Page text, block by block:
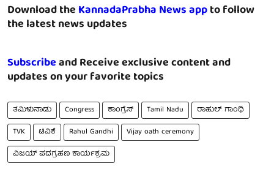
Download theKannadaPrabha News appto follow
the latest news updates
Subscribeand Receive exclusive content and
updates on your favorite topics
ತಮಿಳುನಾಡು Congress ಕಾಂಗ್ರೆಸ್ Tamil Nadu
ರಾಹುಲ್ ಗಾಂಧಿ
TVK
ಟಿವಿಕೆ ​Rahul Gandhi
Vijay oath ceremony
ವಿಜಯ್ ಪದಗ್ರಹಣ ಕಾರ್ಯಕ್ರಮ